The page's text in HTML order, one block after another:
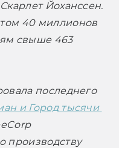
Йоханссен.
40 миллионов
свыше 463
последнего
и Город тысячи
производству